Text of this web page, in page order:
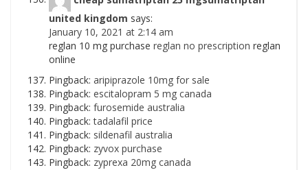
united kingdom says:
January 10, 2021 at 2:14 am
reglan 10 mg purchase reglan no prescription reglan
online
Pingback: aripiprazole 10mg for sale
Pingback: escitalopram 5 mg canada
Pingback: furosemide australia
Pingback:tadalafil price
Pingback: sildenafil australia
Pingback: zyvox purchase
Pingback: zyprexa 20mg canada